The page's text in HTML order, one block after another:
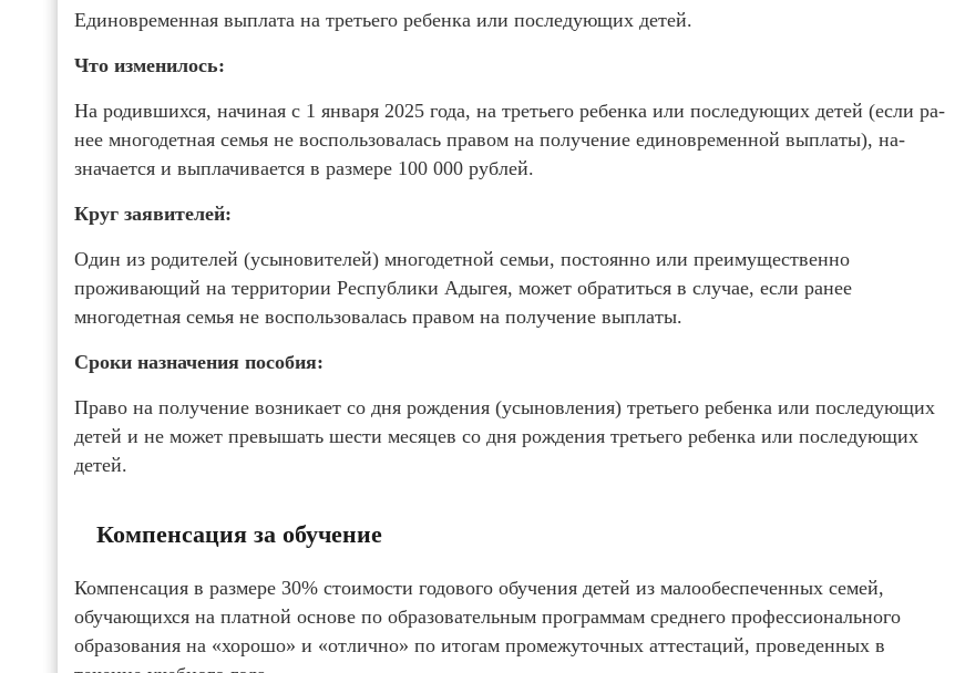
Единовременная выплата на третьего ребенка или последующих детей.
Что изменилось:
На родившихся, начиная с 1 января 2025 года, на третьего ре­бен­­ка или по­следующих детей (если ра­­
нее многодет­­ная семья не вос­пользова­лась пра­­вом на по­­лу­чение еди­новременной выплаты), на­
значается и выплачивается в размере 100 000 руб­­­лей.
Круг заявителей:
Один из родителей (усыновителей) многодетной семьи, постоянно или преимущественно
проживающий на территории Республики Адыгея, может обратиться в случае, если ранее
многодетная семья не воспользовалась правом на получение выплаты.
Сроки назначения пособия:
Право на получение возникает со дня рождения (усыновления) третьего ребенка или последующих
детей и не может превышать шести месяцев со дня рождения третьего ребенка или последующих
детей.
Компенсация за обучение
Компенсация в размере 30% стоимости годового обучения детей из малообеспеченных семей,
обучающихся на платной основе по образовательным программам среднего профессионального
образования на «хорошо» и «отлично» по итогам промежуточных аттестаций, проведенных в